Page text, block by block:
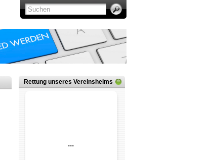
Rettung unseres Vereinsheims